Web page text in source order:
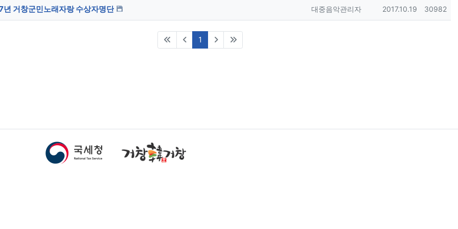
년 거창군민노래자랑 수상자명단 등록자
대중음악관리자 등록일
2017.10.19 조회
30982
1 (current)